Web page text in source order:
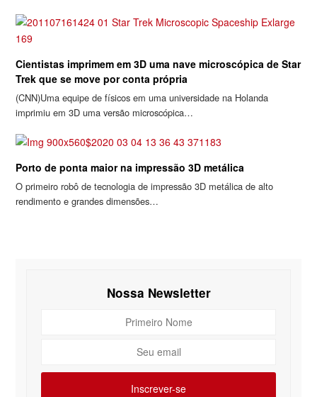
Cientistas imprimem em 3D uma nave microscópica de Star
Trek que se move por conta própria
(CNN)Uma equipe de físicos em uma universidade na Holanda
imprimiu em 3D uma versão microscópica…
Porto de ponta maior na impressão 3D metálica
O primeiro robô de tecnologia de impressão 3D metálica de alto
rendimento e grandes dimensões…
Nossa Newsletter
Inscrever-se